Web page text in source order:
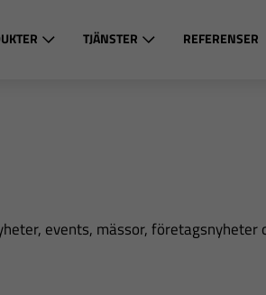
TJÄNSTER REFERENSER
events, mässor, företagsnyheter